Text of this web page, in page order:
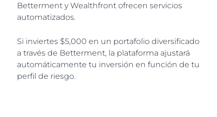
Betterment y Wealthfront ofrecen servicios
automatizados.
Si inviertes $5,000 en un portafolio diversificado
a través de Betterment, la plataforma ajustará
automáticamente tu inversión en función de tu
perfil de riesgo.